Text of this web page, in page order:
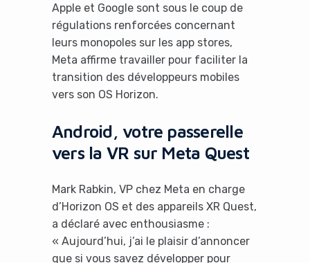
Apple et Google sont sous le coup de
régulations renforcées concernant
leurs monopoles sur les app stores,
Meta affirme travailler pour faciliter la
transition des développeurs mobiles
vers son OS Horizon.
Android, votre passerelle
vers la VR sur Meta Quest
Mark Rabkin, VP chez Meta en charge
d’Horizon OS et des appareils XR Quest,
a déclaré avec enthousiasme :
« Aujourd’hui, j’ai le plaisir d’annoncer
que si vous savez développer pour